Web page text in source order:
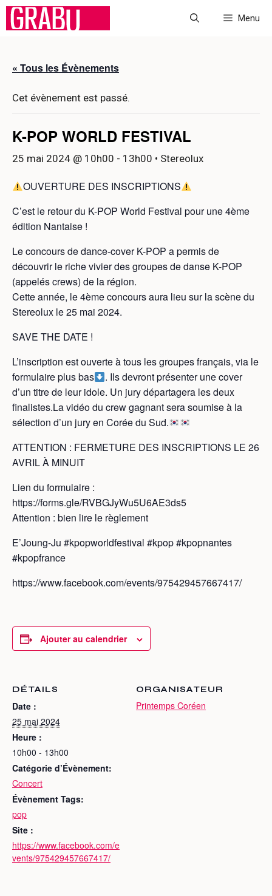
Aller
Menu
« Tous les Évènements
Cet évènement est passé.
K-POP WORLD FESTIVAL
25 mai 2024 @ 10h00 - 13h00 • Stereolux
OUVERTURE DES INSCRIPTIONS
C’est le retour du K-POP World Festival pour une 4ème
édition Nantaise !
Le concours de dance-cover K-POP a permis de
découvrir le riche vivier des groupes de danse K-POP
(appelés crews) de la région.
Cette année, le 4ème concours aura lieu sur la scène du
Stereolux le 25 mai 2024.
SAVE THE DATE !
L’inscription est ouverte à tous les groupes français, via le
formulaire plus bas
. Ils devront présenter une cover
d’un titre de leur idole. Un jury départagera les deux
finalistes.La vidéo du crew gagnant sera soumise à la
sélection d’un jury en Corée du Sud.
ATTENTION : FERMETURE DES INSCRIPTIONS LE 26
AVRIL À MINUIT
Lien du formulaire :
https://forms.gle/RVBGJyWu5U6AE3ds5
Attention : bien lire le règlement
E’Joung-Ju #kpopworldfestival #kpop #kpopnantes
#kpopfrance
https://www.facebook.com/events/975429457667417/
Ajouter au calendrier
DÉTAILS
Date :
25 mai 2024
Heure :
10h00 - 13h00
Catégorie d’Évènement:
Concert
Évènement Tags:
pop
Site :
https://www.facebook.com/e
vents/975429457667417/
ORGANISATEUR
Printemps Coréen